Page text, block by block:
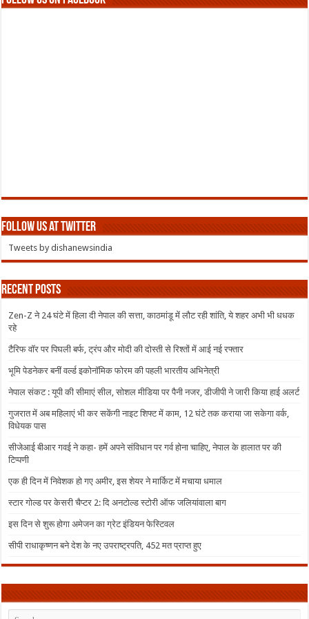
Follow us at Twitter
Tweets by dishanewsindia
Recent Posts
Zen-Z ने 24 घंटे में हिला दी नेपाल की सत्ता, काठमांडू में लौट रही शांति, ये शहर अभी भी धधक
रहे
टैरिफ वॉर पर पिघली बर्फ, ट्रंप और मोदी की दोस्ती से रिश्तों में आई नई रफ्तार
भूमि पेडनेकर बनीं वर्ल्ड इकोनॉमिक फोरम की पहली भारतीय अभिनेत्री
नेपाल संकट : यूपी की सीमाएं सील, सोशल मीडिया पर पैनी नजर, डीजीपी ने जारी किया हाई अलर्ट
गुजरात में अब महिलाएं भी कर सकेंगी नाइट शिफ्ट में काम, 12 घंटे तक कराया जा सकेगा वर्क,
विधेयक पास
सीजेआई बीआर गवई ने कहा- हमें अपने संविधान पर गर्व होना चाहिए, नेपाल के हालात पर की
टिप्पणी
एक ही दिन में निवेशक हो गए अमीर, इस शेयर ने मार्किट में मचाया धमाल
स्टार गोल्ड पर केसरी चैप्टर 2: दि अनटोल्ड स्टोरी ऑफ जलियांवाला बाग
इस दिन से शुरू होगा अमेजन का ग्रेट इंडियन फेस्टिवल
सीपी राधाकृष्णन बने देश के नए उपराष्ट्रपति, 452 मत प्राप्त हुए